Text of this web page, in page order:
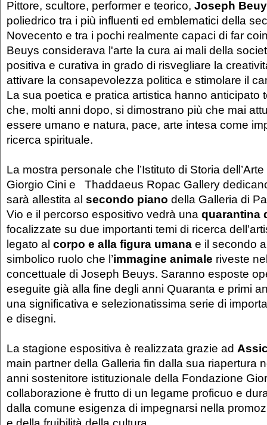
Pittore, scultore, performer e teorico, Joseph
poliedrico tra i più influenti ed emblematici della
Novecento e tra i pochi realmente capaci di far
Beuys considerava l'arte la cura ai mali della
positiva e curativa in grado di risvegliare la
attivare la consapevolezza politica e stimolare il
La sua poetica e pratica artistica hanno anticipato
che, molti anni dopo, si dimostrano più che mai
essere umano e natura, pace, arte intesa come
ricerca spirituale.
La mostra personale che l’Istituto di Storia
Giorgio Cini e Thaddaeus Ropac Gallery
sarà allestita al secondo piano della Galleria di
Vio e il percorso espositivo vedrà una quarantina
focalizzate su due importanti temi di ricerca
legato al corpo e alla figura umana e il secondo
simbolico ruolo che l’immagine animale riveste
concettuale di Joseph Beuys. Saranno esposte
eseguite già alla fine degli anni Quaranta e primi
una significativa e selezionatissima serie di
e disegni.
La stagione espositiva è realizzata grazie ad
main partner della Galleria fin dalla sua riapertura
anni sostenitore istituzionale della Fondazione
collaborazione è frutto di un legame proficuo e
dalla comune esigenza di impegnarsi nella